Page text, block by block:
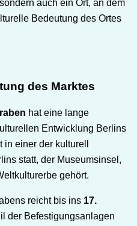
auch ein Ort, an dem
Bedeutung des Ortes
des Marktes
hat eine lange
Entwicklung Berlins
einer der kulturell
statt, der Museumsinsel,
gehört.
reicht bis ins 17.
der Befestigungsanlagen